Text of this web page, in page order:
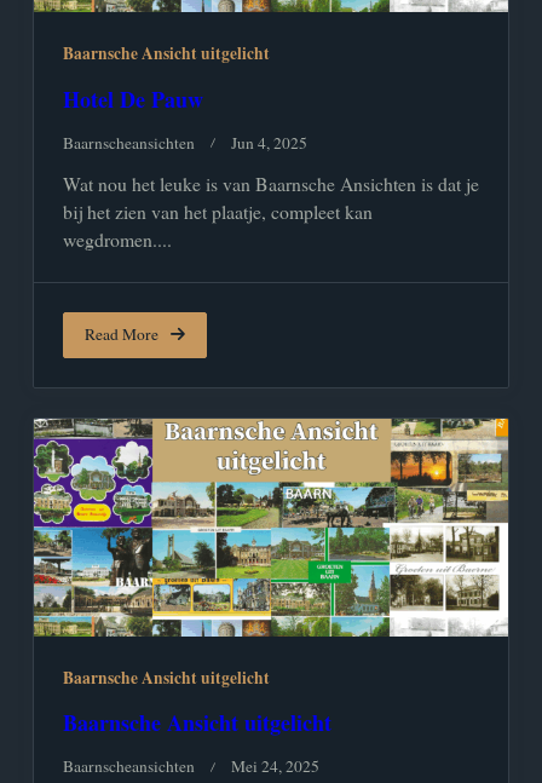
Baarnsche Ansicht uitgelicht
Hotel De Pauw
Baarnscheansichten Jun 4, 2025
Wat nou het leuke is van Baarnsche Ansichten is dat je
bij het zien van het plaatje, compleet kan
wegdromen....
Read More
Baarnsche Ansicht uitgelicht
Baarnsche Ansicht uitgelicht
Baarnscheansichten Mei 24, 2025